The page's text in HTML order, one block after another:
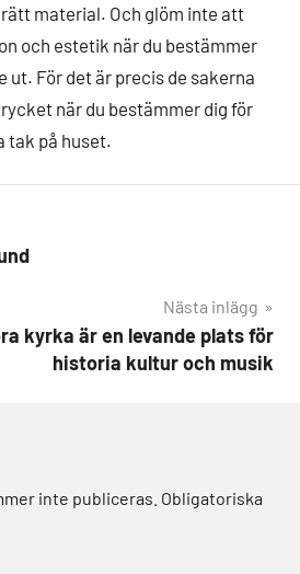
material. Och glöm inte att
och estetik när du bestämmer
ut. För det är precis de sakerna
när du bestämmer dig för
tak på huset.
Nästa inlägg
kyrka är en levande plats för
historia kultur och musik
inte publiceras. Obligatoriska